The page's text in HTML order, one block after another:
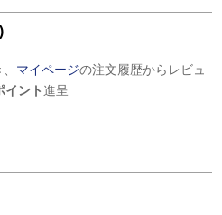
マイページの注文履歴からレビュ
イント進呈